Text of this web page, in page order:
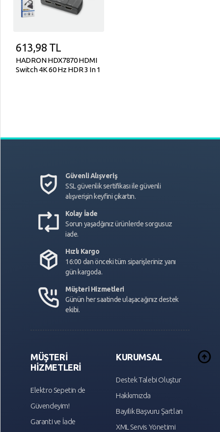
613,98 TL
HADRON HDX7870 HDMI
Switch 4K 60 Hz HDR 3 In 1
Güvenli Alışveriş
SSL güvenlik sertifikası ile güvenli
alışverişin keyfini çıkartın.
Kolay İade
Sorun yaşadğınız ürünlerde sorgusuz
iade.
Hızlı Kargo
16:00 dan önceki tüm siparişleriniz yanı
gün kargoda.
Müşteri Hizmetleri
Günün her saatinde ulaşacağınız destek
ekibi.
MÜŞTERİ
HİZMETLERİ
Elektro Sepetin de
Güvendeyim!
Garanti ve İade
KURUMSAL
Destek Talebi Oluştur
Hakkımızda
Bayilik Başvuru Şartları
XML Servis Yönetimi
arrow_circle_up